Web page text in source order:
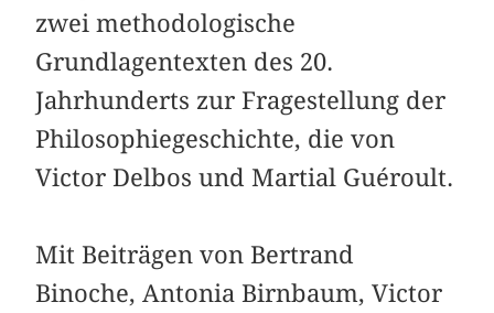
zwei methodologische
Grundlagentexten des 20.
Jahrhunderts zur Fragestellung der
Philosophiegeschichte, die von
Victor Delbos und Martial Guéroult.
Mit Beiträgen von Bertrand
Binoche, Antonia Birnbaum, Victor